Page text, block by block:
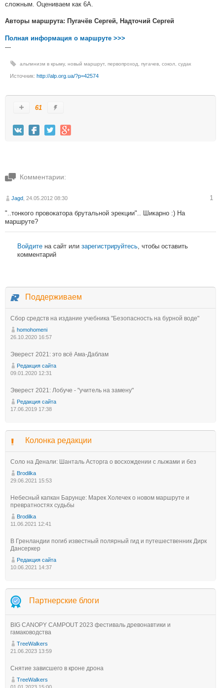
сложным. Оцениваем как 6А.
Авторы маршрута: Пугачёв Сергей, Надточий Сергей
Полная информация о маршруте >>>
---
альпинизм в крыму, новый маршрут, первопроход пугачев сокол судак
Источник: http://alp.org.ua/?p=42574
61
Комментарии:
Jagd , 24.05.2012 08:30 1
"..тонкого провокатора брутальной эрекции".. Шикарно :) На
маршруте?
Войдите на сайт или зарегистрируйтесь, чтобы оставить
комментарий
Поддерживаем
Сбор средств на издание учебника "Безопасность на бурной воде"
homohomeni
26.10.2020 16:57
Эверест 2021: это всё Ама-Даблам
Редакция сайта
09.01.2020 12:31
Эверест 2021: Лобуче - "учитель на замену"
Редакция сайта
17.06.2019 17:38
Колонка редакции
Соло на Денали: Шанталь Асторга о восхождении с лыжами и без
Brodilka
29.06.2021 15:53
Небесный капкан Барунце: Марек Холечек о новом маршруте и
превратностях судьбы
Brodilka
11.06.2021 12:41
В Гренландии погиб известный полярный гид и путешественник Дирк
Дансеркер
Редакция сайта
10.06.2021 14:37
Партнерские блоги
BIG CANOPY CAMPOUT 2023 фестиваль древонавтики и
гамаководства
TreeWalkers
21.06.2023 13:59
Снятие зависшего в кроне дрона
TreeWalkers